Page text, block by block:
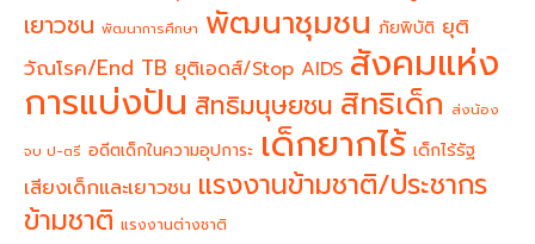
เยาวชน พัฒนาการศึกษา พัฒนาชุมชน ภัยพิบัติ ยุติ
วัณโรค/End TB ยุติเอดส์/Stop AIDS สังคมแห่ง
การแบ่งปัน สิทธิมนุษยชน สิทธิเด็ก ส่งน้อง
จบ ป-ตรี อดีตเด็กในความอุปการะ เด็กยากไร้ เด็กไร้รัฐ
เสียงเด็กและเยาวชน แรงงานข้ามชาติ/ประชากร
ข้ามชาติ แรงงานต่างชาติ